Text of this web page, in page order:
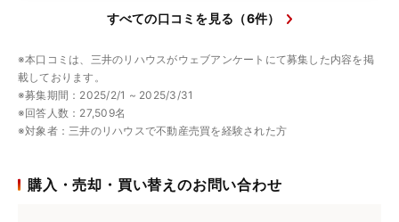
すべての口コミを見る（6件）
※本口コミは、三井のリハウスがウェブアンケートにて募集した内容を掲
載しております。
※募集期間：2025/2/1 ~ 2025/3/31
※回答人数：27,509名
※対象者：三井のリハウスで不動産売買を経験された方
購入・売却・買い替えのお問い合わせ